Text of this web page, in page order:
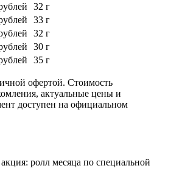
32 г
33 г
32 г
30 г
35 г
офертой. Стоимость
актуальные цены и
доступен на официальном
ролл месяца по специальной